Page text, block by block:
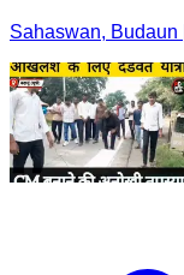
Sahaswan, Budaun